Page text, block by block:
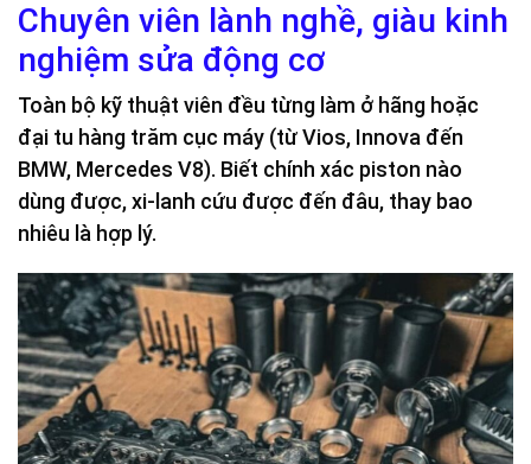
Chuyên viên lành nghề, giàu kinh
nghiệm sửa động cơ
Toàn bộ kỹ thuật viên đều từng làm ở hãng hoặc
đại tu hàng trăm cục máy (từ Vios, Innova đến
BMW, Mercedes V8). Biết chính xác piston nào
dùng được, xi-lanh cứu được đến đâu, thay bao
nhiêu là hợp lý.